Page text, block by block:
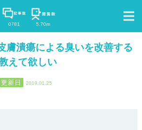
0781 5.70m
膚潰瘍による臭いを改善する
えて欲しい
2019.01.25